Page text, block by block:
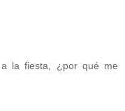
la fiesta, ¿por qué me